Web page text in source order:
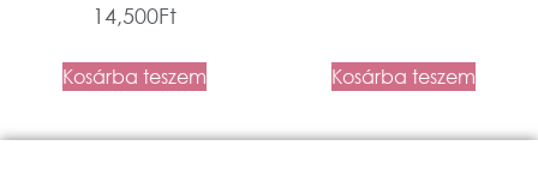
14,500Ft
Kosárba teszem Kosárba teszem